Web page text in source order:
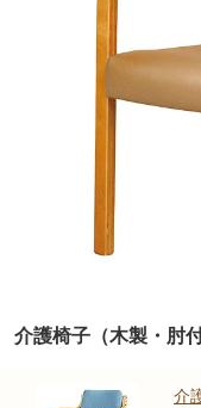
介護椅子（木製・肘
介